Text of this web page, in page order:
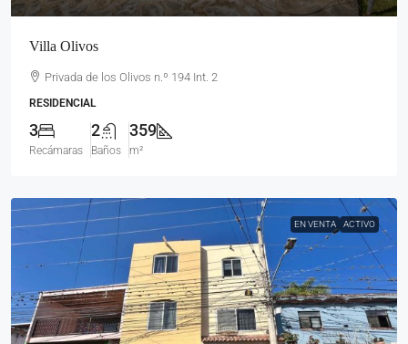
Villa Olivos
Privada de los Olivos n.º 194 Int. 2
RESIDENCIAL
3
Recámaras
2
Baños
359
m²
EN VENTA ACTIVO